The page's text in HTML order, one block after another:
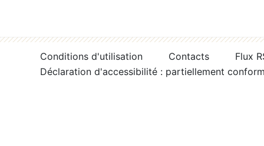
Conditions d'utilisation Contacts
Flux
Déclaration d'accessibilité : partiellement